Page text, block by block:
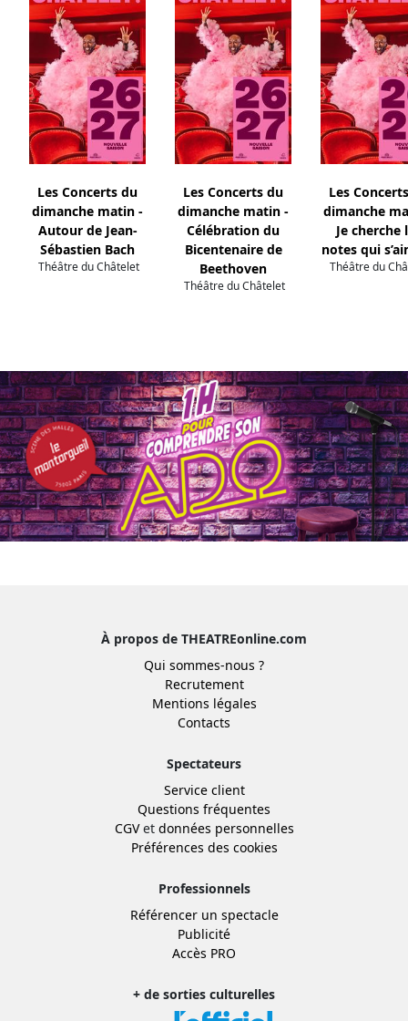
Les Concerts du
dimanche matin -
Autour de Jean-
Sébastien Bach
Théâtre du Châtelet
Les Concerts du
dimanche matin -
Célébration du
Bicentenaire de
Beethoven
Théâtre du Châtelet
Les
dimanche
Je cherche
notes qui
Théâtre du
À propos de THEATREonline.com
Qui sommes-nous ?
Recrutement
Mentions légales
Contacts
Spectateurs
Service client
Questions fréquentes
CGVet données personnelles
Préférences des cookies
Professionnels
Référencer un spectacle
Publicité
Accès PRO
+ de sorties culturelles